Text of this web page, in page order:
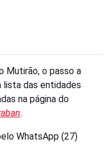
Mutirão, o passo a
lista das entidades
na página do
.
WhatsApp (27)